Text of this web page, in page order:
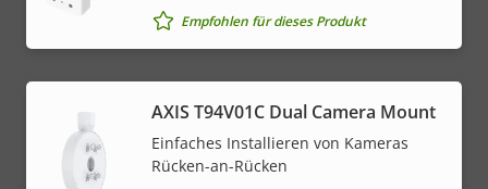
Empfohlen für dieses Produkt
AXIS T94V01C Dual Camera Mount
Einfaches Installieren von Kameras
Rücken-an-Rücken